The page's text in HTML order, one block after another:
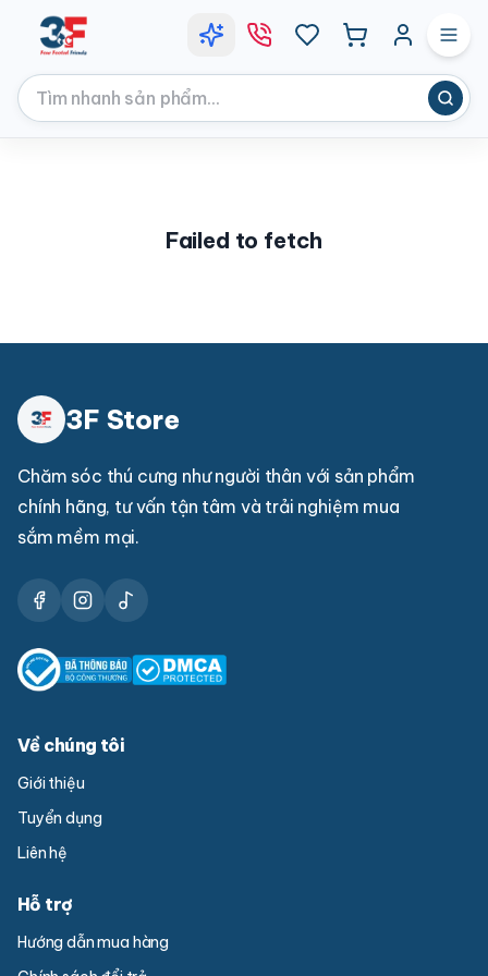
Failed to fetch
3F Store
Chăm sóc thú cưng như người thân với sản phẩm
chính hãng, tư vấn tận tâm và trải nghiệm mua
sắm mềm mại.
Về chúng tôi
Giới thiệu
Tuyển dụng
Liên hệ
Hỗ trợ
Hướng dẫn mua hàng